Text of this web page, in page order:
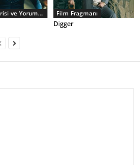
Film Eleştirisi ve Yorumlar Film Fragmanı
Digger